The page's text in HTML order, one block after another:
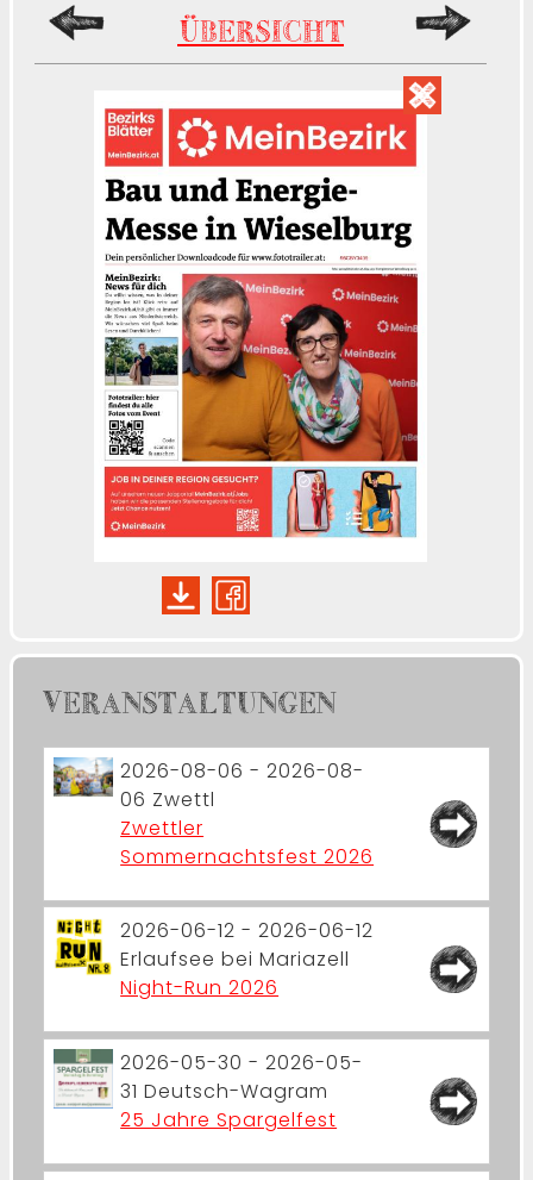
ÜBERSICHT
VERANSTALTUNGEN
2026-08-06 - 2026-08-
06 Zwettl
Zwettler
Sommernachtsfest 2026
2026-06-12 - 2026-06-12
Erlaufsee bei Mariazell
Night-Run 2026
2026-05-30 - 2026-05-
31 Deutsch-Wagram
25 Jahre Spargelfest